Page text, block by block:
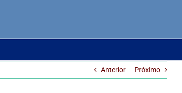
Anterior Próximo